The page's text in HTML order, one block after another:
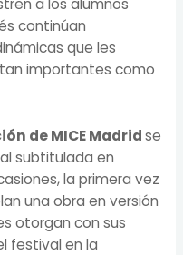
a los alumnos
continúan
que les
importantes como
de MICE Madridse
subtitulada en
la primera vez
una obra en versión
otorgan con sus
festival en la